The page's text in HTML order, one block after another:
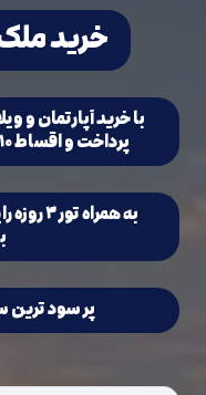
خرید
پرداخت و اقساط ۱۰ ساله اقامت دائم دریافت کنید!
به
پر سود ترین